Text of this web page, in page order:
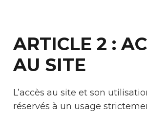
ARTICLE 2 :
AU SITE
L’accès au site et son
réservés à un usage